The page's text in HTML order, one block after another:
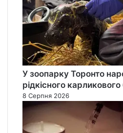
У зоопарку Торонто
рідкісного
8 Серпня 2026